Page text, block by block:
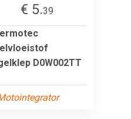
€ 5.39
D0W002TT